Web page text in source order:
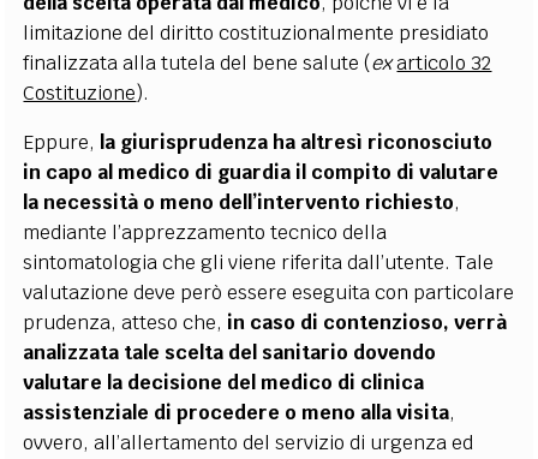
limitazione del diritto costituzionalmente presidiato
finalizzata alla tutela del bene salute (exarticolo 32
Costituzione).
Eppure, la giurisprudenza ha altresì riconosciuto
in capo al medico di guardia il compito di valutare
la necessità o meno dell’intervento richiesto,
mediante l’apprezzamento tecnico della
sintomatologia che gli viene riferita dall’utente. Tale
valutazione deve però essere eseguita con particolare
prudenza, atteso che, in caso di contenzioso, verrà
analizzata tale scelta del sanitario dovendo
valutare la decisione del medico di clinica
assistenziale di procedere o meno alla visita,
ovvero, all’allertamento del servizio di urgenza ed